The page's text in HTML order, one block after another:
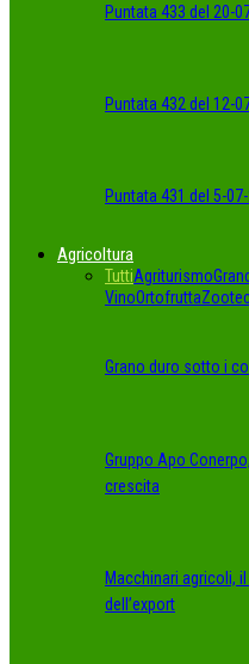
Puntata 433 del 20-
Puntata 432 del 12-
Puntata 431 del 5-
Agricoltura
TuttiAgriturismo
VinoOrtofrutta
Grano duro sotto i
Gruppo Apo
crescita
Macchinari agricoli,
dell’export